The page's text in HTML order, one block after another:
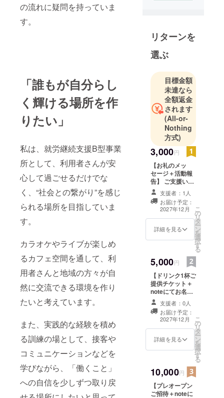
の流れに疑問を持っていま
す。
「誰もが自分らし
く輝ける場所を作
りたい」
私は、就労継続支援B型事業
所として、利用者さんが安
心して過ごせるだけでな
く、“社会との繋がり”を感じ
られる場所を目指していま
す。
カラオケやライブが楽しめ
るカフェ空間を通して、利
用者さんと地域の方々が自
然に交流できる環境を作り
たいと考えています。
また、実践的な経験を積め
る訓練の場として、接客や
コミュニケーションなどを
学びながら、「働くこと」
への自信を少しずつ取り戻
ら歌手を目
指し、音楽
活動に憧れ
を持つ
・北海道で
育ち、高校
卒業後はア
ルバイトを
しながらラ
イブハウス
でアニソン
カバーなど
の活動を行
う
・令和元年
に千葉県へ
移住
・20代後半
になり、将
て正社員と
して働く道
を考えるよ
うになる
・その中で
就労継続支
援B型と出会
い、さまざ
まな障がい
える方々を
知る
・実際に関
リターンを
選ぶ
目標金額
未達なら
全額返金
されます
(All-or-
Nothing
方式)
3,000円
【お礼のメッ
セージ＋活動報
告】 ご支援いた
だいた感謝の気
持ちを込めて、
お礼のメッセー
ジをお送りいた
します。 また、
開業準備の様子
ます。 ・活動報
告内容：開業準
備の進捗、内装
準備、イベント
準備、日々の活
動報告など ・活
動報告方法：
noteにて限定公
開予定 ・閲覧期
間中〜開業後1年
間を予定 ・支援
方法：プロジェ
クト終了後、
メッセージ機能
等を通じてご案
支援者：1人
お届け予定：
2027年12月
詳細を見る
こ
の
リ
タ
ー
ン
を
選
択
す
る
5,000円
【ドリンク1杯ご
提供チケット＋
noteにてお名前
掲載】 オープン
後、店内にてお
好きなドリンク1
杯をご提供させ
ていただきま
す。 また、感謝
のお名前を掲載
させていただき
ます。 ・ドリン
ク提供について
支援者：0人
お届け予定：
2027年12月
詳細を見る
こ
の
リ
タ
ー
ン
を
選
択
す
る
10,000円
【プレオープン
ご招待＋noteに